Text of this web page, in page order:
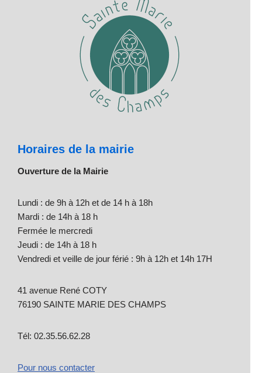
Horaires de la mairie
Ouverture de la Mairie
Lundi : de 9h à 12h et de 14 h à 18h
Mardi : de 14h à 18 h
Fermée le mercredi
Jeudi : de 14h à 18 h
Vendredi et veille de jour férié : 9h à 12h et 14h 17H
41 avenue René COTY
76190 SAINTE MARIE DES CHAMPS
Tél: 02.35.56.62.28
Pour nous contacter